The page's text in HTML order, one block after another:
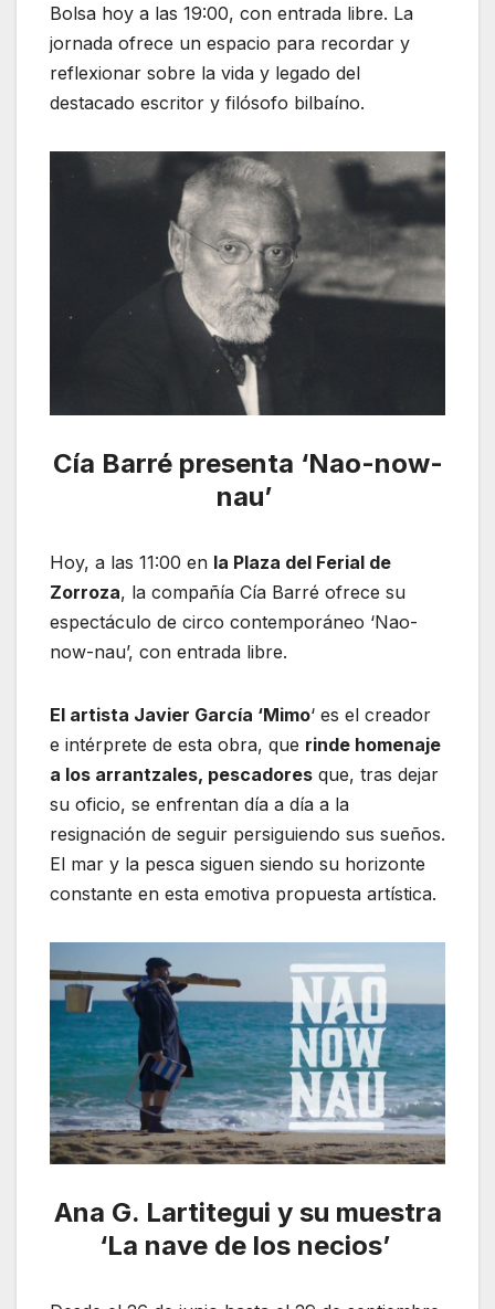
Bolsa hoy a las 19:00, con entrada libre. La
jornada ofrece un espacio para recordar y
reflexionar sobre la vida y legado del
destacado escritor y filósofo bilbaíno.
Cía Barré presenta ‘Nao-now-
nau’
Hoy, a las 11:00 en la Plaza del Ferial de
Zorroza, la compañía Cía Barré ofrece su
espectáculo de circo contemporáneo ‘Nao-
now-nau’, con entrada libre.
El artista Javier García ‘Mimo‘ es el creador
e intérprete de esta obra, que rinde homenaje
a los arrantzales, pescadores que, tras dejar
su oficio, se enfrentan día a día a la
resignación de seguir persiguiendo sus sueños.
El mar y la pesca siguen siendo su horizonte
constante en esta emotiva propuesta artística.
Ana G. Lartitegui y su muestra
‘La nave de los necios’